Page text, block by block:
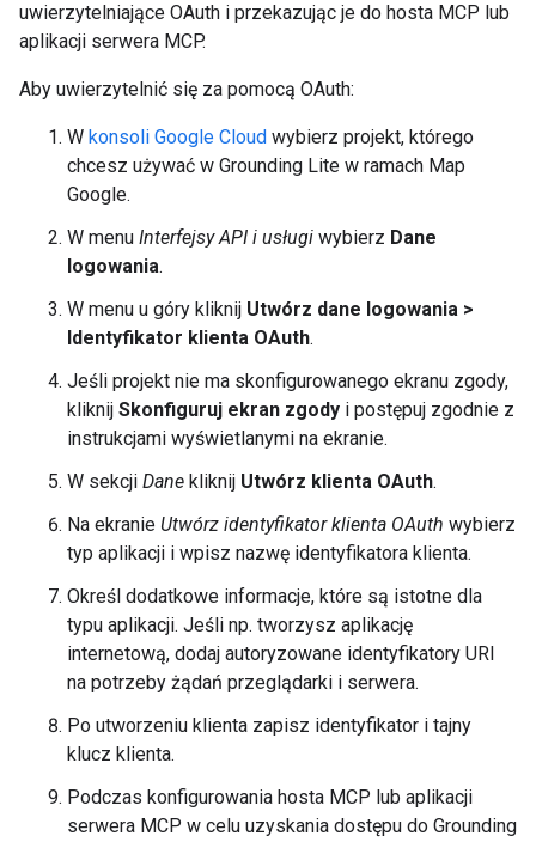
uwierzytelniające OAuth i przekazując je do hosta MCP lub
aplikacji serwera MCP.
Aby uwierzytelnić się za pomocą OAuth:
W konsoli Google Cloud wybierz projekt, którego
chcesz używać w Grounding Lite w ramach Map
Google.
W menu Interfejsy API i usługi wybierz Dane
logowania.
W menu u góry kliknij Utwórz dane logowania >
Identyfikator klienta OAuth.
Jeśli projekt nie ma skonfigurowanego ekranu zgody,
kliknij Skonfiguruj ekran zgody i postępuj zgodnie z
instrukcjami wyświetlanymi na ekranie.
W sekcji Dane kliknij Utwórz klienta OAuth.
Na ekranie Utwórz identyfikator klienta OAuth wybierz
typ aplikacji i wpisz nazwę identyfikatora klienta.
Określ dodatkowe informacje, które są istotne dla
typu aplikacji. Jeśli np. tworzysz aplikację
internetową, dodaj autoryzowane identyfikatory URI
na potrzeby żądań przeglądarki i serwera.
Po utworzeniu klienta zapisz identyfikator i tajny
klucz klienta.
Podczas konfigurowania hosta MCP lub aplikacji
serwera MCP w celu uzyskania dostępu do Grounding